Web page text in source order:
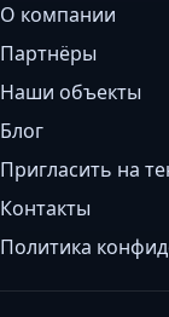
О компании
Партнёры
Наши объекты
Блог
Пригласить на
Контакты
Политика